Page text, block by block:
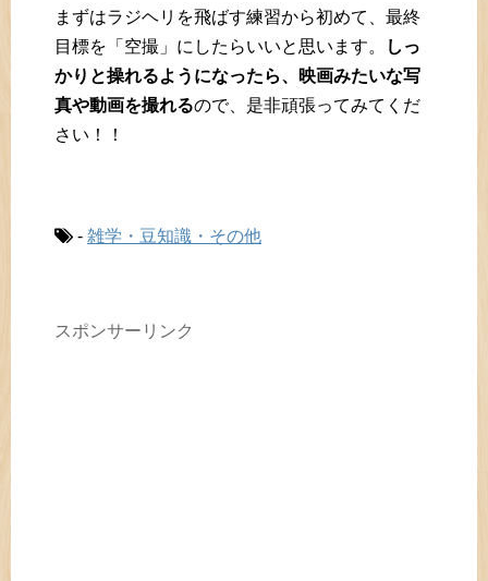
まずはラジヘリを飛ばす練習から初めて、最終
目標を「空撮」にしたらいいと思います。
しっ
かりと操れるようになったら、映画みたいな写
真や動画を撮れるので、是非頑張ってみてくだ
さい！！
- 雑学・豆知識・その他
スポンサーリンク